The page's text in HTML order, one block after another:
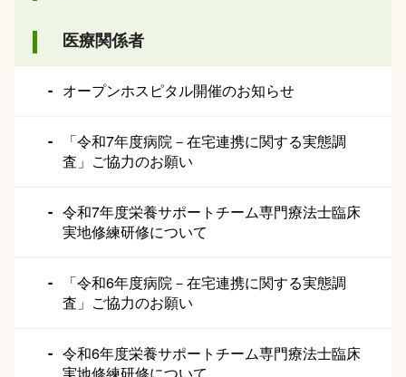
医療関係者
オープンホスピタル開催のお知らせ
「令和7年度病院－在宅連携に関する実態調
査」ご協力のお願い
令和7年度栄養サポートチーム専門療法士臨床
実地修練研修について
「令和6年度病院－在宅連携に関する実態調
査」ご協力のお願い
令和6年度栄養サポートチーム専門療法士臨床